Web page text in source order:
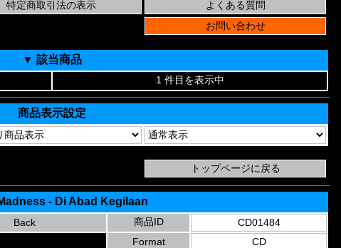
▼ 該当商品
1 件目を表示中
商品表示設定
- Di Abad Kegilaan
Back 商品ID
CD01484
Format
CD